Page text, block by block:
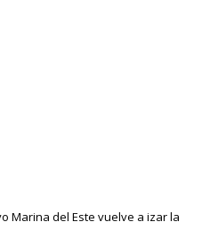
Marina del Este vuelve a izar la